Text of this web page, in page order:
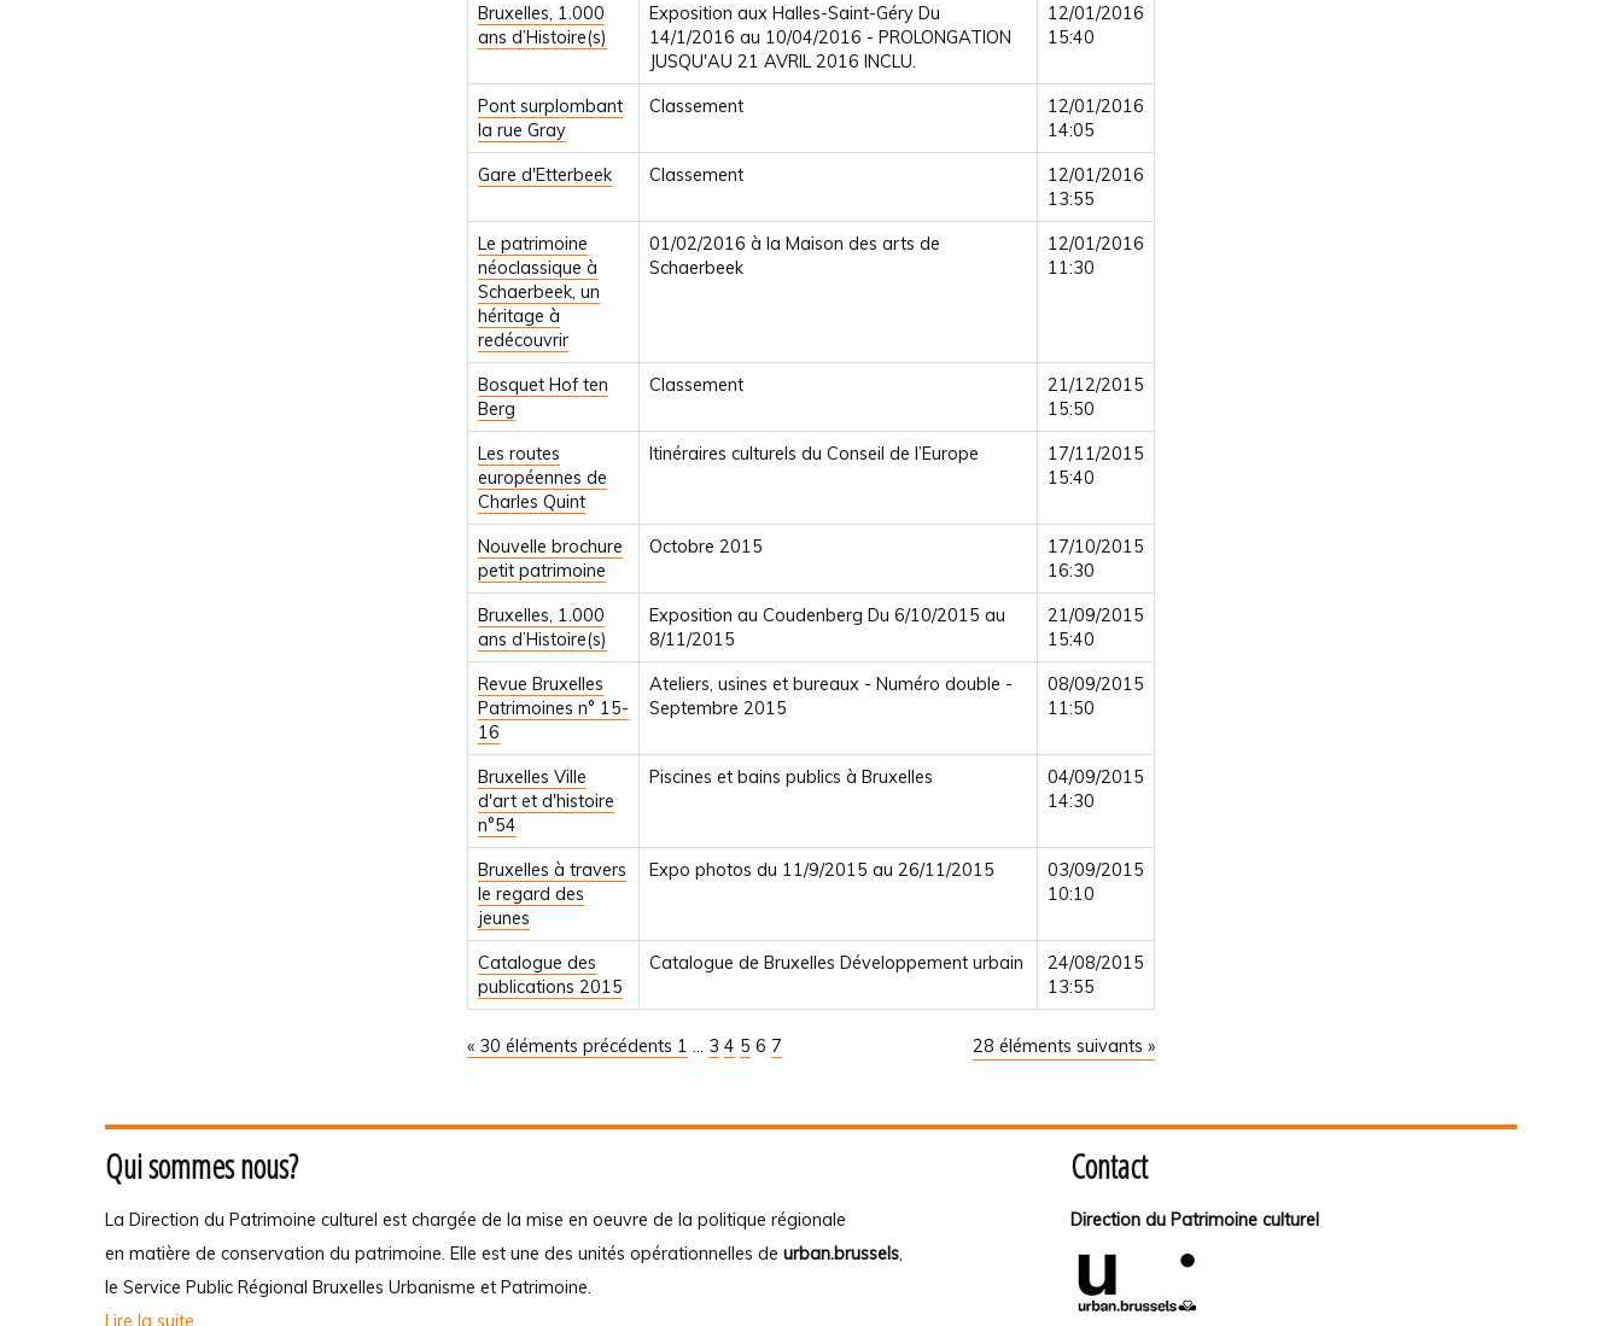
Bruxelles, 1.000
ans d’Histoire(s)
Exposition aux Halles-Saint-Géry Du
14/1/2016 au 10/04/2016 - PROLONGATION
JUSQU'AU 21 AVRIL 2016 INCLU.
12/01/2016
15:40
Pont surplombant
la rue Gray
Classement
12/01/2016
14:05
Gare d'Etterbeek Classement
12/01/2016
13:55
Le patrimoine
néoclassique à
Schaerbeek, un
héritage à
redécouvrir
01/02/2016 à la Maison des arts de
Schaerbeek
12/01/2016
11:30
Bosquet Hof ten
Berg
Classement
21/12/2015
15:50
Les routes
européennes de
Charles Quint
Itinéraires culturels du Conseil de l’Europe
17/11/2015
15:40
Nouvelle brochure
petit patrimoine
Octobre 2015
17/10/2015
16:30
Bruxelles, 1.000
ans d’Histoire(s)
Exposition au Coudenberg Du 6/10/2015 au
8/11/2015
21/09/2015
15:40
Revue Bruxelles
Patrimoines n° 15-
16
Ateliers, usines et bureaux - Numéro double -
Septembre 2015
08/09/2015
11:50
Bruxelles Ville
d'art et d'histoire
n°54
Piscines et bains publics à Bruxelles
04/09/2015
14:30
Bruxelles à travers
le regard des
jeunes
Expo photos du 11/9/2015 au 26/11/2015
03/09/2015
10:10
Catalogue des
publications 2015
Catalogue de Bruxelles Développement urbain
24/08/2015
13:55
« 30 éléments précédents 28 éléments suivants »
1 ... 3 4 5 6 7
Qui sommes nous?
La Direction du Patrimoine culturel est chargée de la mise en oeuvre de la politique régionale
en matière de conservation du patrimoine. Elle est une des unités opérationnelles de urban.brussels,
le Service Public Régional Bruxelles Urbanisme et Patrimoine.
Lire la suite...
Contact
Direction du Patrimoine culturel